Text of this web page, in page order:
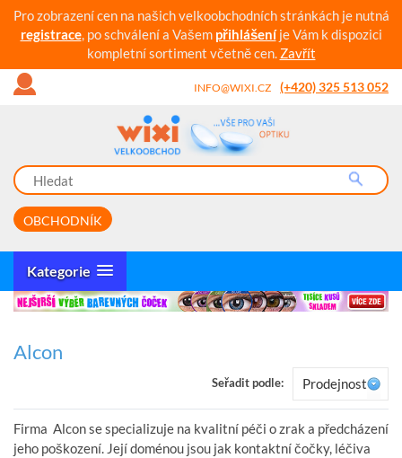
Pro zobrazení cen na našich velkoobchodních stránkách je nutná
registrace, po schválení a Vašem přihlášeníje Vám k dispozici
kompletní sortiment včetně cen. Zavřít
INFO@WIXI.CZ (+420) 325 513 052
OBCHODNÍK
Kategorie
Alcon
Seřadit podle: Prodejnost
Firma Alcon se specializuje na kvalitní péči o zrak a předcházení
jeho poškození. Její doménou jsou jak kontaktní čočky, léčiva